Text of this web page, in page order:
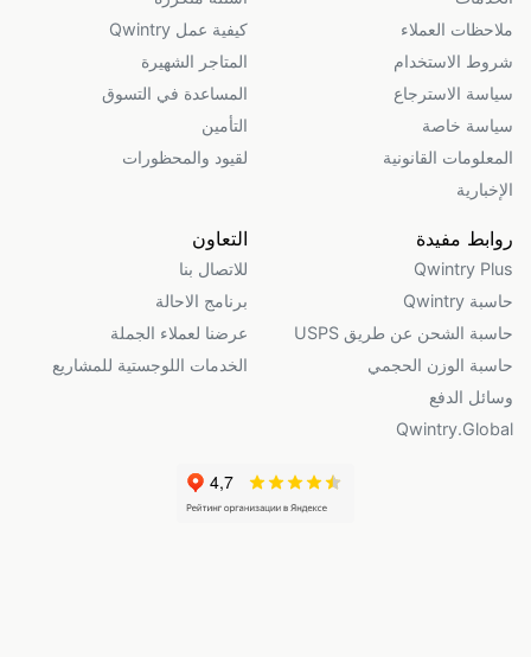
ملاحظات العملاء
شروط الاستخدام
سياسة الاسترجاع
سياسة خاصة
المعلومات القانونية
الإخبارية
كيفية عمل Qwintry
المتاجر الشهيرة
المساعدة في التسوق
التأمين
لقيود والمحظورات
روابط مفيدة
Qwintry Plus
حاسبة Qwintry
حاسبة الشحن عن طريق USPS
حاسبة الوزن الحجمي
وسائل الدفع
Qwintry.Global
التعاون
للاتصال بنا
برنامج الاحالة
عرضنا لعملاء الجملة
الخدمات اللوجستية للمشاريع